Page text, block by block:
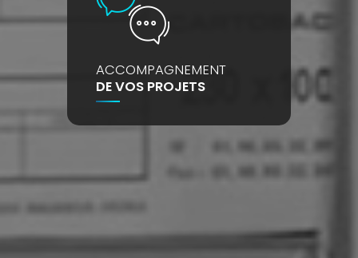
ACCOMPAGNEMENT
DE VOS PROJETS